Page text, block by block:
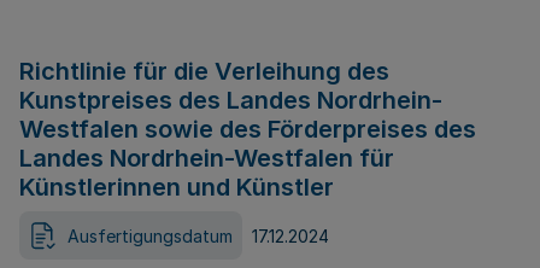
Richtlinie für die Verleihung des
Kunstpreises des Landes Nordrhein-
Westfalen sowie des Förderpreises des
Landes Nordrhein-Westfalen für
Künstlerinnen und Künstler
Ausfertigungsdatum 17.12.2024